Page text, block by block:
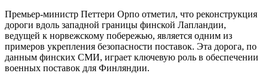
Премьер-министр Петтери Орпо отметил, что реконструкция
дороги вдоль западной границы финской Лапландии,
ведущей к норвежскому побережью, является одним из
примеров укрепления безопасности поставок. Эта дорога, по
данным финских СМИ, играет ключевую роль в обеспечении
военных поставок для Финляндии.